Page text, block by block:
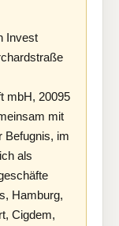
Invest
mbH, 20095
mit
Befugnis, im
als
Hamburg,
Cigdem,